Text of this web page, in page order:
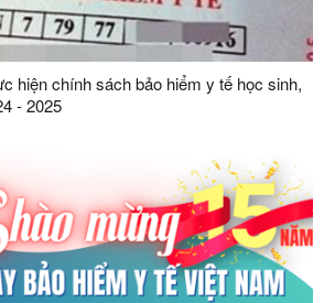
hiện chính sách bảo hiểm y tế học sinh,
- 2025